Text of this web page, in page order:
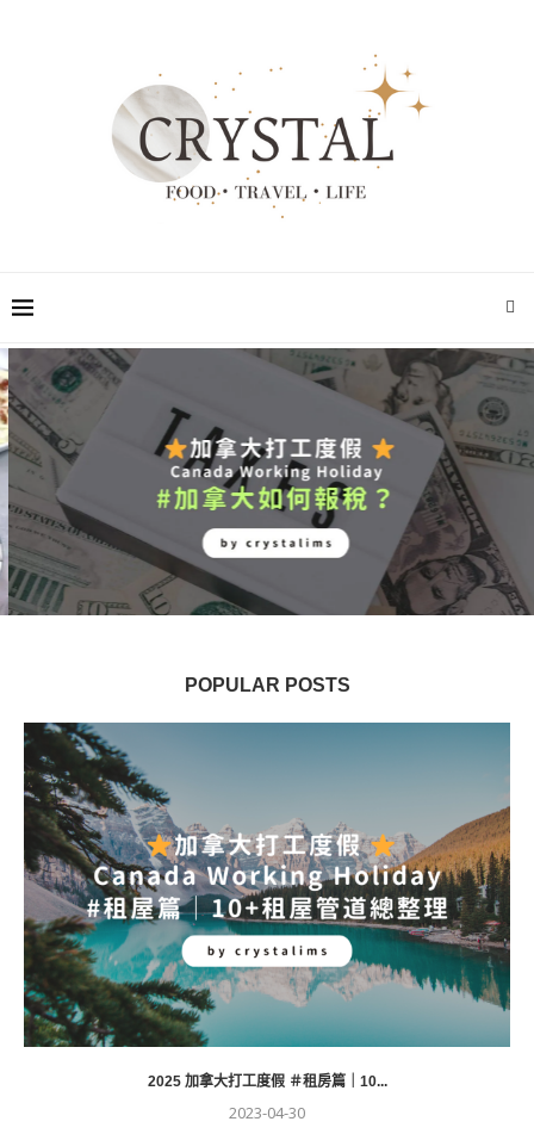
加拿大打工度假｜不用花錢請會計師，第一次...
POPULAR POSTS
2025 加拿大打工度假 ＃租房篇｜10...
2023-04-30